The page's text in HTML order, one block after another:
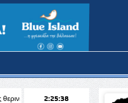
Απόπειρα φόνου στην Πάφο:
2:25:40